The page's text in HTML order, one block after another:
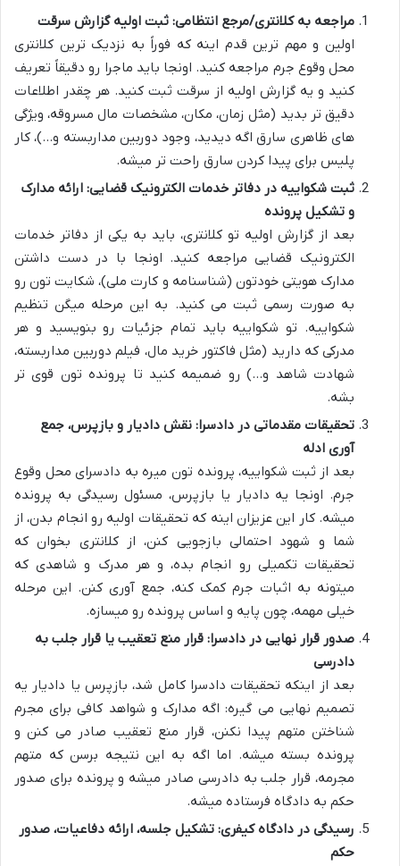
مراجعه به کلانتری/مرجع انتظامی: ثبت اولیه گزارش سرقت
اولین و مهم ترین قدم اینه که فوراً به نزدیک ترین کلانتری
محل وقوع جرم مراجعه کنید. اونجا باید ماجرا رو دقیقاً تعریف
کنید و یه گزارش اولیه از سرقت ثبت کنید. هر چقدر اطلاعات
دقیق تر بدید (مثل زمان، مکان، مشخصات مال مسروقه، ویژگی
های ظاهری سارق اگه دیدید، وجود دوربین مداربسته و…)، کار
پلیس برای پیدا کردن سارق راحت تر میشه.
ثبت شکواییه در دفاتر خدمات الکترونیک قضایی: ارائه مدارک
و تشکیل پرونده
بعد از گزارش اولیه تو کلانتری، باید به یکی از دفاتر خدمات
الکترونیک قضایی مراجعه کنید. اونجا با در دست داشتن
مدارک هویتی خودتون (شناسنامه و کارت ملی)، شکایت تون رو
به صورت رسمی ثبت می کنید. به این مرحله میگن تنظیم
شکواییه. تو شکواییه باید تمام جزئیات رو بنویسید و هر
مدرکی که دارید (مثل فاکتور خرید مال، فیلم دوربین مداربسته،
شهادت شاهد و…) رو ضمیمه کنید تا پرونده تون قوی تر
بشه.
تحقیقات مقدماتی در دادسرا: نقش دادیار و بازپرس، جمع
آوری ادله
بعد از ثبت شکواییه، پرونده تون میره به دادسرای محل وقوع
جرم. اونجا یه دادیار یا بازپرس، مسئول رسیدگی به پرونده
میشه. کار این عزیزان اینه که تحقیقات اولیه رو انجام بدن، از
شما و شهود احتمالی بازجویی کنن، از کلانتری بخوان که
تحقیقات تکمیلی رو انجام بده، و هر مدرک و شاهدی که
میتونه به اثبات جرم کمک کنه، جمع آوری کنن. این مرحله
خیلی مهمه، چون پایه و اساس پرونده رو میسازه.
صدور قرار نهایی در دادسرا: قرار منع تعقیب یا قرار جلب به
دادرسی
بعد از اینکه تحقیقات دادسرا کامل شد، بازپرس یا دادیار یه
تصمیم نهایی می گیره: اگه مدارک و شواهد کافی برای مجرم
شناختن متهم پیدا نکنن، قرار منع تعقیب صادر می کنن و
پرونده بسته میشه. اما اگه به این نتیجه برسن که متهم
مجرمه، قرار جلب به دادرسی صادر میشه و پرونده برای صدور
حکم به دادگاه فرستاده میشه.
رسیدگی در دادگاه کیفری: تشکیل جلسه، ارائه دفاعیات، صدور
حکم